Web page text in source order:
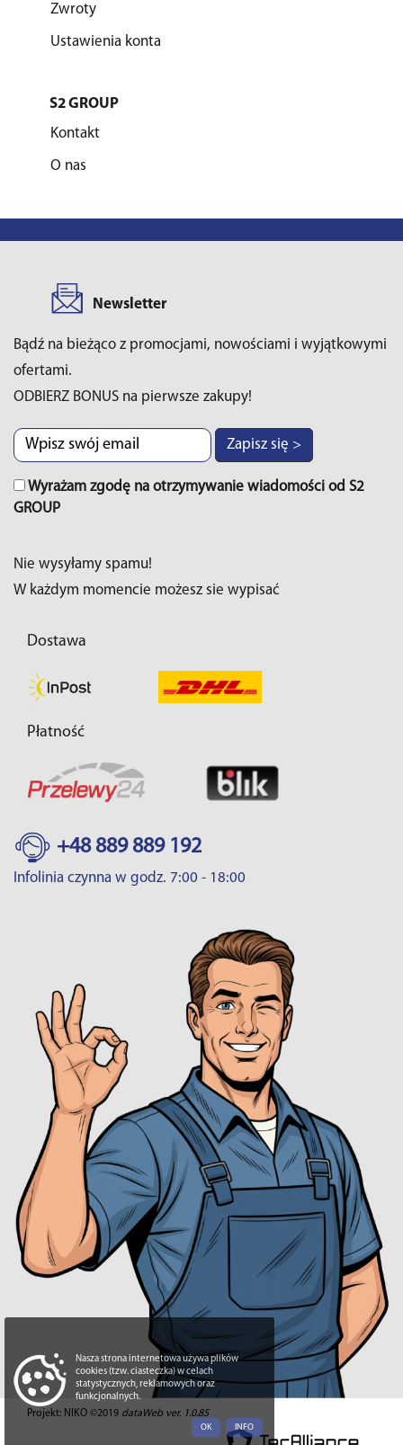
Zwroty
Ustawienia konta
S2 GROUP
Kontakt
O nas
Newsletter
Bądź na bieżąco z promocjami, nowościami i wyjątkowymi
ofertami.
ODBIERZ BONUS na pierwsze zakupy!
Zapisz się >
Wyrażam zgodę na otrzymywanie wiadomości od S2
GROUP
Nie wysyłamy spamu!
W każdym momencie możesz sie wypisać
Dostawa
Płatność
+48 889 889 192
Infolinia czynna w godz. 7:00 - 18:00
Projekt: NIKO ©2019 dataWeb ver. 1.0.85
Nasza strona internetowa używa plików
cookies (tzw. ciasteczka) w celach
statystycznych, reklamowych oraz
funkcjonalnych.
INFO
OK